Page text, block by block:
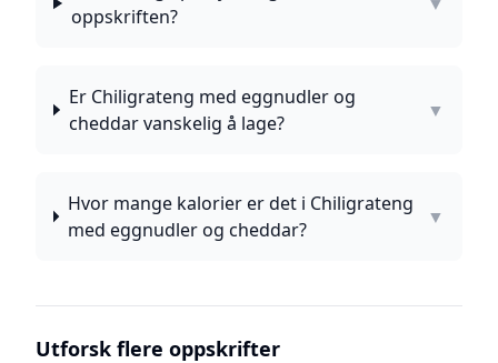
oppskriften?
Er Chiligrateng med eggnudler og
cheddar vanskelig å lage?
▼
Hvor mange kalorier er det i Chiligrateng
med eggnudler og cheddar?
▼
Utforsk flere oppskrifter